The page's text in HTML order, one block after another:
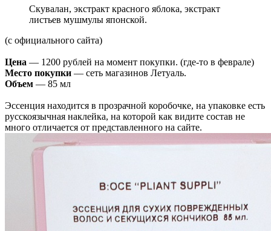
Скувалан, экстракт красного яблока, экстракт
листьев мушмулы японской.
(с официального сайта)
Цена — 1200 рублей на момент покупки. (где-то в феврале)
Место покупки — сеть магазинов Летуаль.
Объем — 85 мл
Эссенция находится в прозрачной коробочке, на упаковке есть
русскоязычная наклейка, на которой как видите состав не
много отличается от представленного на сайте.